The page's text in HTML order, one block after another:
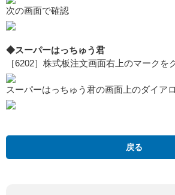
次の画面で確認
◆スーパーはっちゅう君
［6202］株式板注文画面右上のマークを
スーパーはっちゅう君の画面上のダイア
戻る